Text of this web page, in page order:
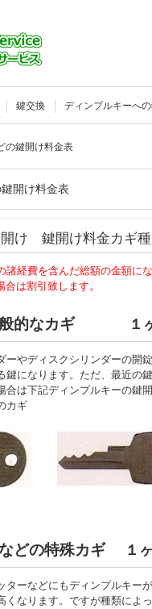
鍵交換 ディンプルキーへ
の鍵開け料金表
開け料金表
け 鍵開け料金カギ
経費を含んだ総額の金額にな
は割引致します。
的なカギ １
ーやディスクシリンダーの開
鍵になります。ただ、最近の
合は下記ディンプルキーの鍵
カギ
どの特殊カギ １
ターなどにもディンプルキー
くなります。ですが種類によ